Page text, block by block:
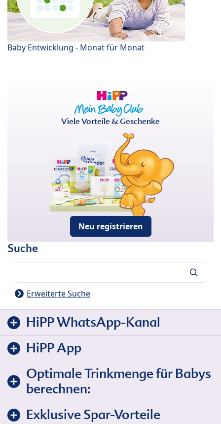
Baby Entwicklung - Monat für Monat
Viele Vorteile & Geschenke
Neu registrieren
Suche
Erweiterte Suche
HiPP WhatsApp-Kanal
HiPP App
Optimale Trinkmenge für Babys
berechnen:
Exklusive Spar-Vorteile